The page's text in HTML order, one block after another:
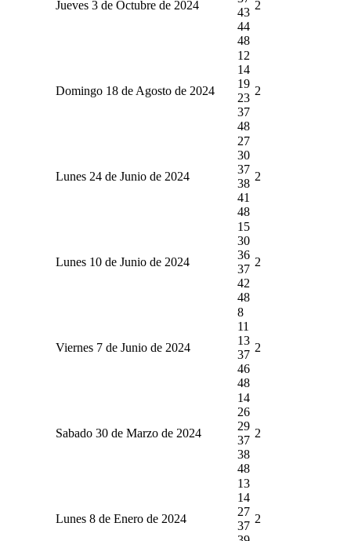
Jueves 3 de Octubre de 2024
43
44
48
2
Domingo 18 de Agosto de 2024
12
14
19
23
37
48
2
Lunes 24 de Junio de 2024
27
30
37
38
41
48
2
Lunes 10 de Junio de 2024
15
30
36
37
42
48
2
Viernes 7 de Junio de 2024
8
11
13
37
46
48
2
Sabado 30 de Marzo de 2024
14
26
29
37
38
48
2
Lunes 8 de Enero de 2024
13
14
27
37
2